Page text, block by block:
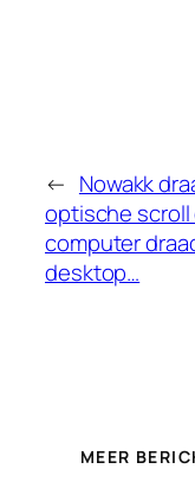
← Nowakk
optische scroll
computer
desktop…
MEER